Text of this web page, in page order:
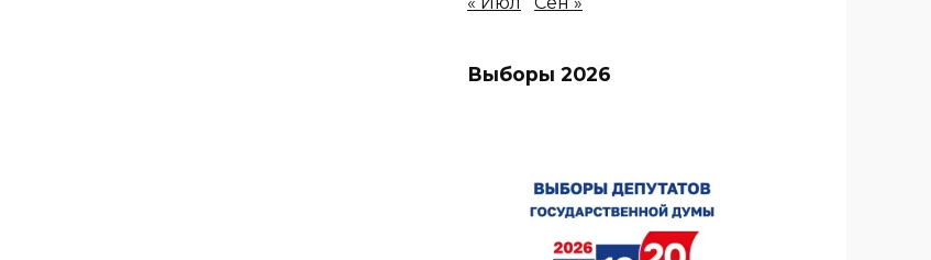
Выборы 2026